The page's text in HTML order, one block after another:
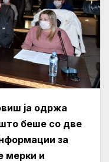
ја одржа
беше со две
за
мерки и